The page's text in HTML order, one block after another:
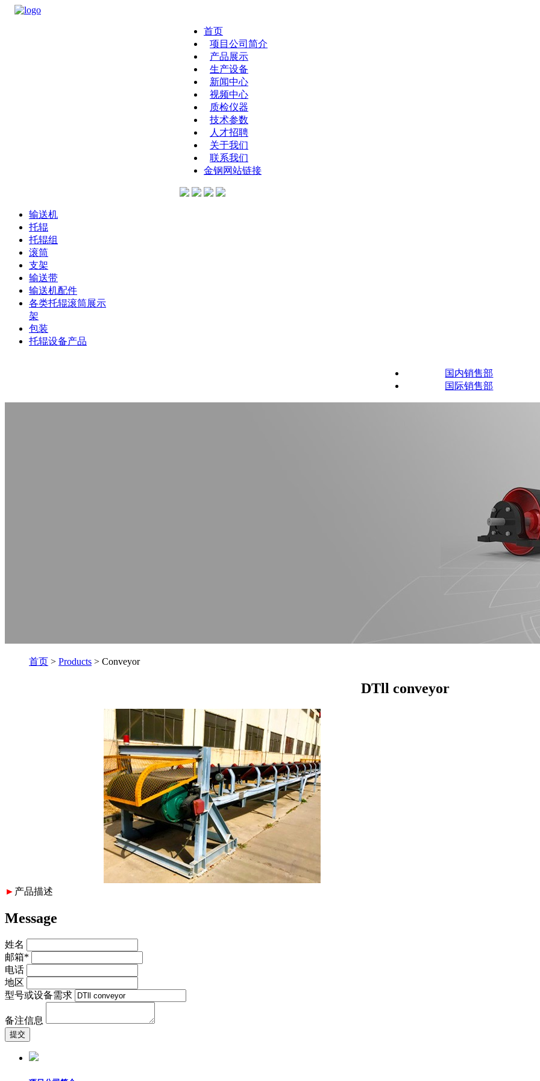
首页
项目公司简介
产品展示
生产设备
新闻中心
视频中心
质检仪器
技术参数
人才招聘
关于我们
联系我们
金钢网站链接
输送机
托辊
托辊组
滚筒
支架
输送带
输送机配件
各类托辊滚筒展示
架
包装
托辊设备产品
国内销售部
国际销售部
首页 > Products > Conveyor
DTll conveyor
► 产品描述
Message
姓名
邮箱*
电话
地区
型号或设备需求
备注信息